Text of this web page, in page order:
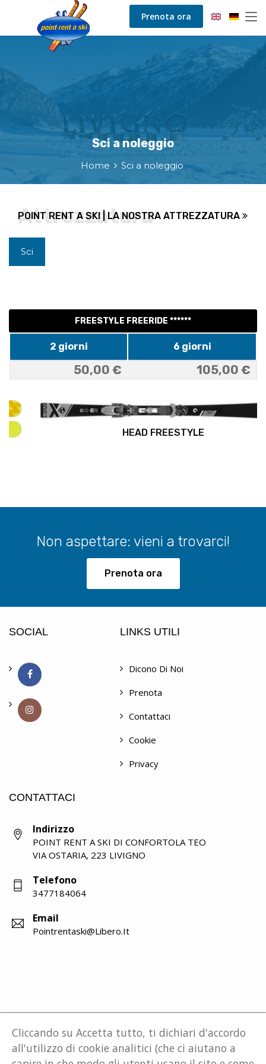
Prenota ora
Sci a noleggio
Home Sci a noleggio
POINT RENT A SKI | LA NOSTRA ATTREZZATURA
Sci
FREESTYLE FREERIDE ******
2 giorni 6 giorni
50,00 € 105,00 €
HEAD FREESTYLE
Non aspettare: vieni a trovarci!
Prenota ora
SOCIAL LINKS UTILI
Dicono Di Noi
Prenota
Contattaci
Cookie
Privacy
CONTATTACI
Indirizzo
POINT RENT A SKI DI CONFORTOLA TEO
VIA OSTARIA, 223 LIVIGNO
Telefono
3477184064
Email
Pointrentaski@libero.it
Cliccando su Accetta tutto, ti dichiari d'accordo
all'utilizzo di cookie analitici (che ci aiutano a